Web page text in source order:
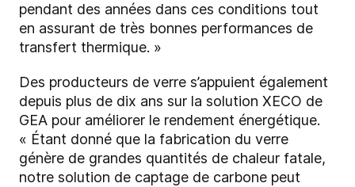
pendant des années dans ces conditions tout
en assurant de très bonnes performances de
transfert thermique. »
Des producteurs de verre s’appuient également
depuis plus de dix ans sur la solution XECO de
GEA pour améliorer le rendement énergétique.
« Étant donné que la fabrication du verre
génère de grandes quantités de chaleur fatale,
notre solution de captage de carbone peut